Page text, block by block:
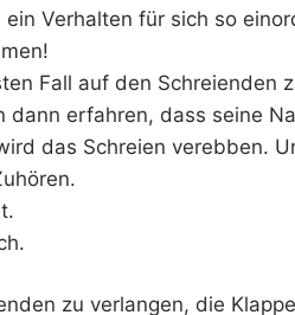
ein Verhalten für sich so
Fall auf den Schreienden
dann erfahren, dass seine
das Schreien verebben.
zu verlangen, die